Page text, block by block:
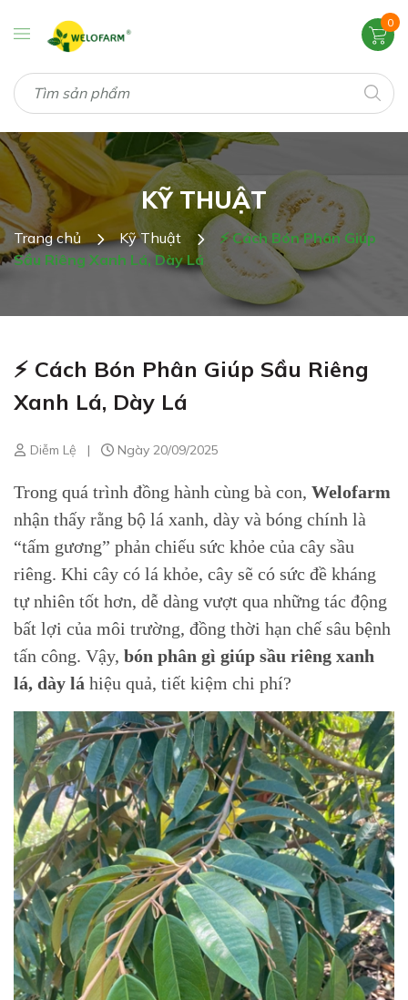
0
KỸ THUẬT
Trang chủ Kỹ Thuật
⚡ Cách Bón Phân Giúp
Sầu Riêng Xanh Lá, Dày Lá
⚡ Cách Bón Phân Giúp Sầu Riêng
Xanh Lá, Dày Lá
Diễm Lệ | Ngày 20/09/2025
Trong quá trình đồng hành cùng bà con, Welofarm
nhận thấy rằng bộ lá xanh, dày và bóng chính là
“tấm gương” phản chiếu sức khỏe của cây sầu
riêng. Khi cây có lá khỏe, cây sẽ có sức đề kháng
tự nhiên tốt hơn, dễ dàng vượt qua những tác động
bất lợi của môi trường, đồng thời hạn chế sâu bệnh
tấn công. Vậy, bón phân gì giúp sầu riêng xanh
lá, dày lá hiệu quả, tiết kiệm chi phí?